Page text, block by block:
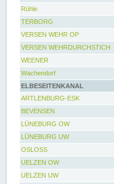
Rühle
TERBORG
VERSEN WEHR OP
VERSEN WEHRDURCHSTICH
WEENER
Wachendorf
ELBESEITENKANAL
ARTLENBURG-ESK
BEVENSEN
LÜNEBURG OW
LÜNEBURG UW
OSLOSS
UELZEN OW
UELZEN UW